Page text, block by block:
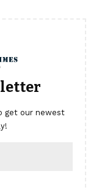
get our newest